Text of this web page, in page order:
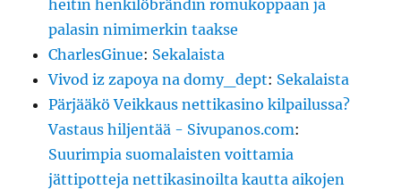
heitin henkilöbrändin romukoppaan ja
palasin nimimerkin taakse
CharlesGinue: Sekalaista
Vivod iz zapoya na domy_dept: Sekalaista
Pärjääkö Veikkaus nettikasino kilpailussa?
Vastaus hiljentää - Sivupanos.com:
Suurimpia suomalaisten voittamia
jättipotteja nettikasinoilta kautta aikojen